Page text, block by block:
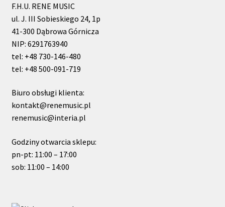
F.H.U. RENE MUSIC
ul. J. III Sobieskiego 24, 1p
41-300 Dąbrowa Górnicza
NIP: 6291763940
tel: +48 730-146-480
tel: +48 500-091-719
Biuro obsługi klienta:
kontakt@renemusic.pl
renemusic@interia.pl
Godziny otwarcia sklepu:
pn-pt: 11:00 – 17:00
sob: 11:00 – 14:00